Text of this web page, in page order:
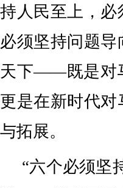
持人民至上，
必须坚持问题
天下——既是对
更是在新时代
与拓展。
“六个必须坚